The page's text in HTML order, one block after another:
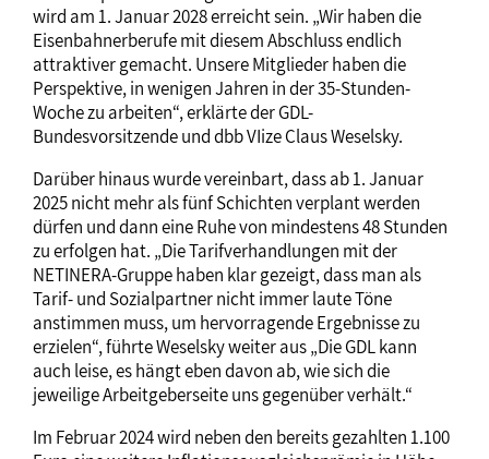
wird am 1. Januar 2028 erreicht sein. „Wir haben die
Eisenbahnerberufe mit diesem Abschluss endlich
attraktiver gemacht. Unsere Mitglieder haben die
Perspektive, in wenigen Jahren in der 35-Stunden-
Woche zu arbeiten“, erklärte der GDL-
Bundesvorsitzende und dbb VIize Claus Weselsky.
Darüber hinaus wurde vereinbart, dass ab 1. Januar
2025 nicht mehr als fünf Schichten verplant werden
dürfen und dann eine Ruhe von mindestens 48 Stunden
zu erfolgen hat. „Die Tarifverhandlungen mit der
NETINERA-Gruppe haben klar gezeigt, dass man als
Tarif- und Sozialpartner nicht immer laute Töne
anstimmen muss, um hervorragende Ergebnisse zu
erzielen“, führte Weselsky weiter aus „Die GDL kann
auch leise, es hängt eben davon ab, wie sich die
jeweilige Arbeitgeberseite uns gegenüber verhält.“
Im Februar 2024 wird neben den bereits gezahlten 1.100